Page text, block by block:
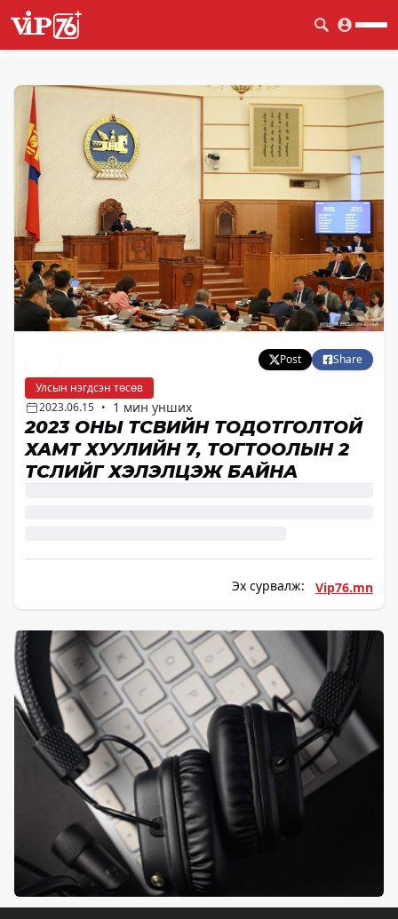
Post
Share
Улсын нэгдсэн төсөв
2023.06.15 • 1 мин унших
2023 ОНЫ ТӨСВИЙН ТОДОТГОЛТОЙ
ХАМТ ХУУЛИЙН 7, ТОГТООЛЫН 2
ТӨСЛИЙГ ХЭЛЭЛЦЭЖ БАЙНА
Эх сурвалж: Vip76.mn